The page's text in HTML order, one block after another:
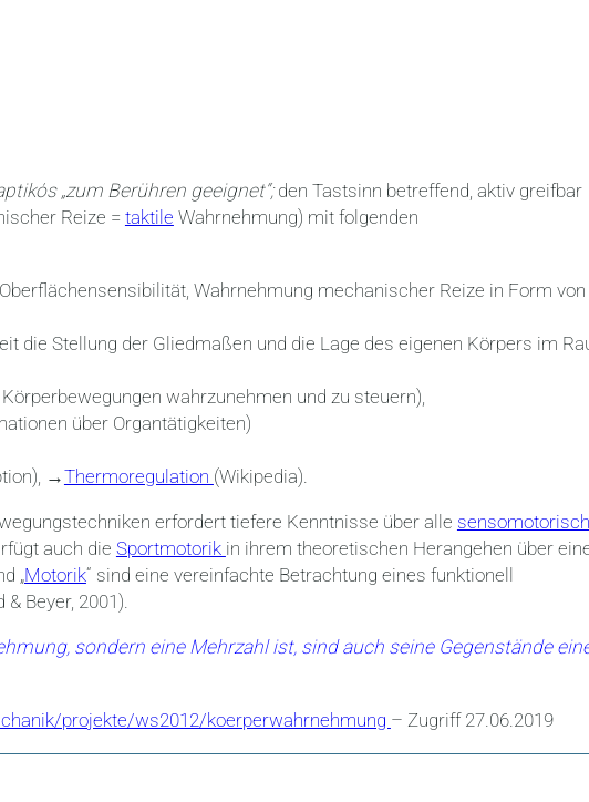
„zum Berühren geeignet“;den Tastsinn betreffend, aktiv greifbar
Reize = taktile Wahrnehmung) mit folgenden
Wahrnehmung mechanischer Reize in Form von
die Stellung der Gliedmaßen und die Lage des eigenen Körpers im
wahrzunehmen und zu steuern),
über Organtätigkeiten)
→Thermoregulation (Wikipedia).
erfordert tiefere Kenntnisse über alle
auch die Sportmotorik in ihrem theoretischen Herangehen über
„Motorik“ sind eine vereinfachte Betrachtung eines funktionell
Beyer, 2001).
sondern eine Mehrzahl ist, sind auch seine Gegenstände
projekte/ws2012/koerperwahrnehmung – Zugriff 27.06.2019